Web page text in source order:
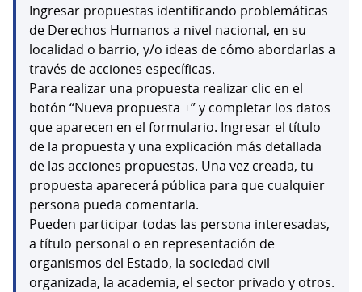
Ingresar propuestas identificando problemáticas
de Derechos Humanos a nivel nacional, en su
localidad o barrio, y/o ideas de cómo abordarlas a
través de acciones específicas.
Para realizar una propuesta realizar clic en el
botón “Nueva propuesta +” y completar los datos
que aparecen en el formulario. Ingresar el título
de la propuesta y una explicación más detallada
de las acciones propuestas. Una vez creada, tu
propuesta aparecerá pública para que cualquier
persona pueda comentarla.
Pueden participar todas las persona interesadas,
a título personal o en representación de
organismos del Estado, la sociedad civil
organizada, la academia, el sector privado y otros.